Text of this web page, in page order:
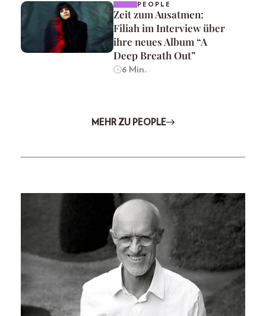
PEOPLE
Zeit zum Ausatmen:
Filiah im Interview über
ihre neues Album “A
Deep Breath Out”
6 Min.
MEHR ZU PEOPLE